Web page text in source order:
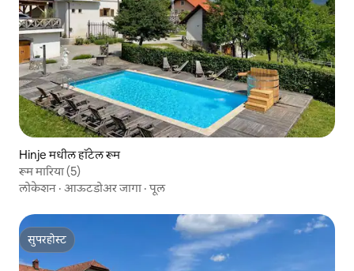
Hinje मधील हॉटेल रूम
रूम मारिया (5)
लोकेशन · आऊटडोअर जागा ·पूल
सुपरहोस्ट
सुपरहोस्ट